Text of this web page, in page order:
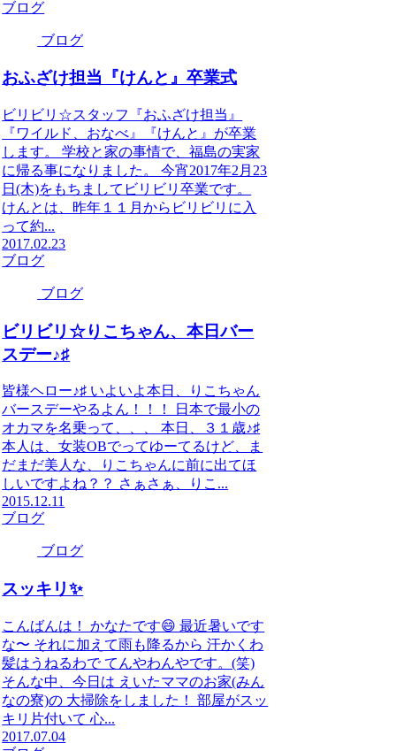
ブログ
ブログ
おふざけ担当『けんと』卒業式
ビリビリ☆スタッフ『おふざけ担当』
『ワイルド、おなべ』『けんと』が卒業
します。 学校と家の事情で、福島の実家
に帰る事になりました。 今宵2017年2月23
日(木)をもちましてビリビリ卒業です。
けんとは、昨年１１月からビリビリに入
って約...
2017.02.23
ブログ
ブログ
ビリビリ☆りこちゃん、本日バー
スデー♪♯
皆様ヘロー♪♯ いよいよ本日、りこちゃん
バースデーやるよん！！！ 日本で最小の
オカマを名乗って、、、 本日、３１歳♪♯
本人は、女装OBでってゆーてるけど、ま
だまだ美人な、りこちゃんに前に出てほ
しいですよね？？ さぁさぁ、りこ...
2015.12.11
ブログ
ブログ
スッキリ✨
こんばんは！ かなたです😄 最近暑いです
な〜 それに加えて雨も降るから 汗かくわ
髪はうねるわで てんやわんやです。(笑)
そんな中、今日は えいたママのお家(みん
なの寮)の 大掃除をしました！ 部屋がスッ
キリ片付いて 心...
2017.07.04